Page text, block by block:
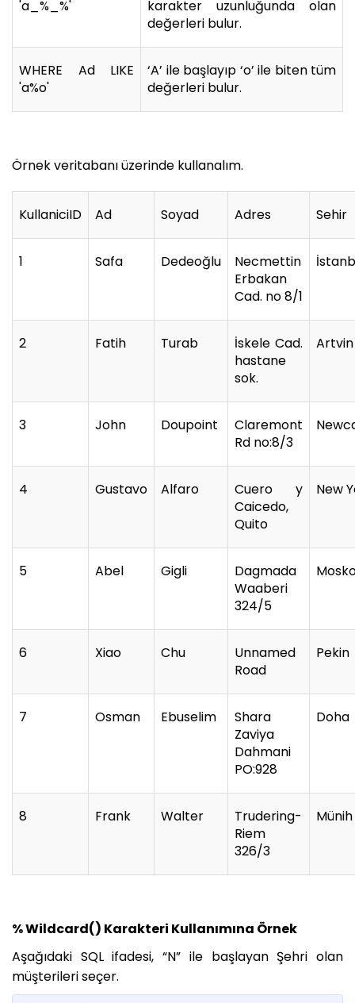
'a_%_%'
karakter uzunluğunda olan
değerleri bulur.
WHERE Ad LIKE
'a%o'
‘A’ ile başlayıp ‘o’ ile biten tüm
değerleri bulur.
Örnek veritabanı üzerinde kullanalım.
KullaniciID Ad Soyad Adres Sehir
1 Safa Dedeoğlu
Necmettin
Erbakan
Cad. no 8/1
2 Fatih Turab
İskele Cad.
hastane
sok.
Artvin
3 John Doupoint
Claremont
Rd no:8/3
4 Gustavo Alfaro
Cuero y
Caicedo,
Quito
New
5 Abel Gigli
Dagmada
Waaberi
324/5
6 Xiao Chu
Unnamed
Road
Pekin
7 Osman Ebuselim
Shara
Zaviya
Dahmani
PO:928
Doha
8 Frank Walter
Trudering-
Riem
326/3
Münih
% Wildcard() Karakteri Kullanımına Örnek
Aşağıdaki SQL ifadesi, “N” ile başlayan Şehri olan
müşterileri seçer.